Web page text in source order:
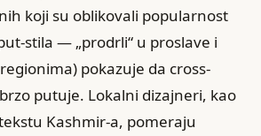
koji su oblikovali popularnost
stila — „prodrli“ u proslave i
pokazuje da cross-
putuje. Lokalni dizajneri, kao
Kashmir-a, pomeraju